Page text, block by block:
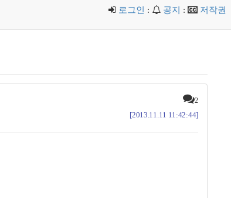
로그인 : 공지 : 저작권
2
[2013.11.11 11:42:44]